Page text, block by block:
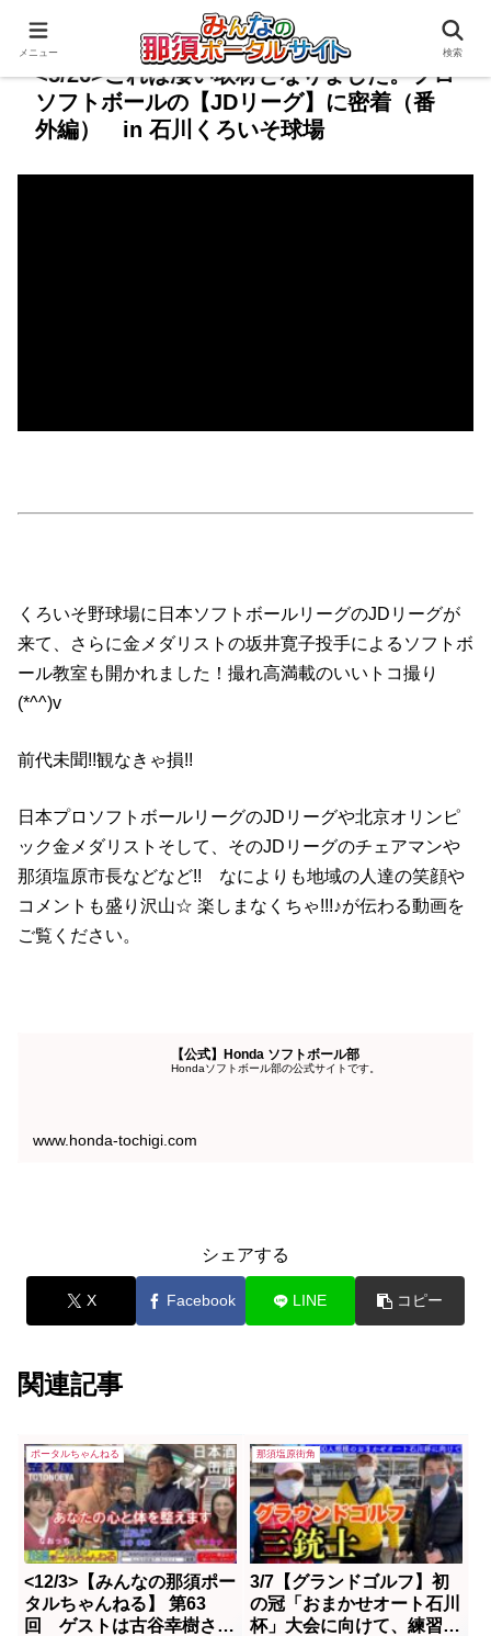
<5/26>これは凄い取材となりました。プロ
ソフトボールの【JDリーグ】に密着（番
外編） in 石川くろいそ球場
くろいそ野球場に日本ソフトボールリーグのJDリーグが
来て、さらに金メダリストの坂井寛子投手によるソフトボ
ール教室も開かれました！撮れ高満載のいいトコ撮り
(*^^)v
前代未聞!!観なきゃ損!!
日本プロソフトボールリーグのJDリーグや北京オリンピ
ック金メダリストそして、そのJDリーグのチェアマンや
那須塩原市長などなど!! なによりも地域の人達の笑顔や
コメントも盛り沢山☆ 楽しまなくちゃ!!!♪が伝わる動画を
ご覧ください。
【公式】Honda ソフトボール部
Hondaソフトボール部の公式サイトです。
www.honda-tochigi.com
シェアする
X Facebook LINE コピー
関連記事
ポータルちゃんねる
<12/3>【みんなの那須ポー
タルちゃんねる】 第63
回 ゲストは古谷幸樹さん
那須塩原街角
3/7【グランドゴルフ】初
の冠「おまかせオート石川
杯」大会に向けて、練習と
メニュー 検索